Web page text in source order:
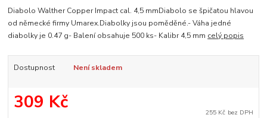
Diabolo Walther Copper Impact cal. 4,5 mmDiabolo se špičatou hlavou
od německé firmy Umarex.Diabolky jsou poměděné.- Váha jedné
diabolky je 0.47 g- Balení obsahuje 500 ks- Kalibr 4,5 mm celý popis
Dostupnost Není skladem
309 Kč 255 Kč bez DPH